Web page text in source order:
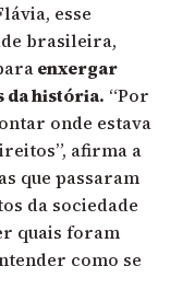
esse
brasileira,
enxergar
da história. “Por
onde estava
afirma a
que passaram
da sociedade
quais foram
como se